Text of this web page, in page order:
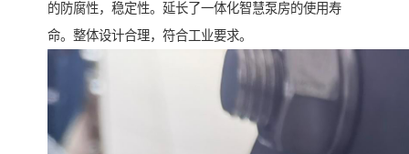
的防腐性，稳定性。延长了一体化智慧泵房的使用寿
命。整体设计合理，符合工业要求。